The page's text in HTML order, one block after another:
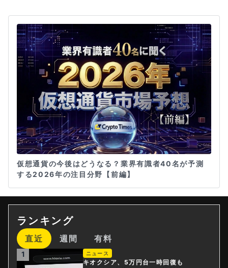
仮想通貨の今後はどうなる？業界有識者40名が予測
する2026年の注目分野【前編】
ランキング
直近 週間 有料
1 ニュース
キオクシア、5万円台一時回復も